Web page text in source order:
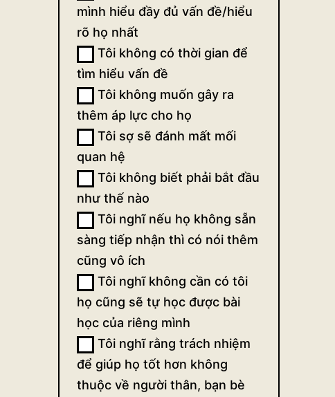
mình hiểu đầy đủ vấn đề/hiểu
rõ họ nhất
Tôi không có thời gian để
tìm hiểu vấn đề
Tôi không muốn gây ra
thêm áp lực cho họ
Tôi sợ sẽ đánh mất mối
quan hệ
Tôi không biết phải bắt đầu
như thế nào
Tôi nghĩ nếu họ không sẵn
sàng tiếp nhận thì có nói thêm
cũng vô ích
Tôi nghĩ không cần có tôi
họ cũng sẽ tự học được bài
học của riêng mình
Tôi nghĩ rằng trách nhiệm
để giúp họ tốt hơn không
thuộc về người thân, bạn bè